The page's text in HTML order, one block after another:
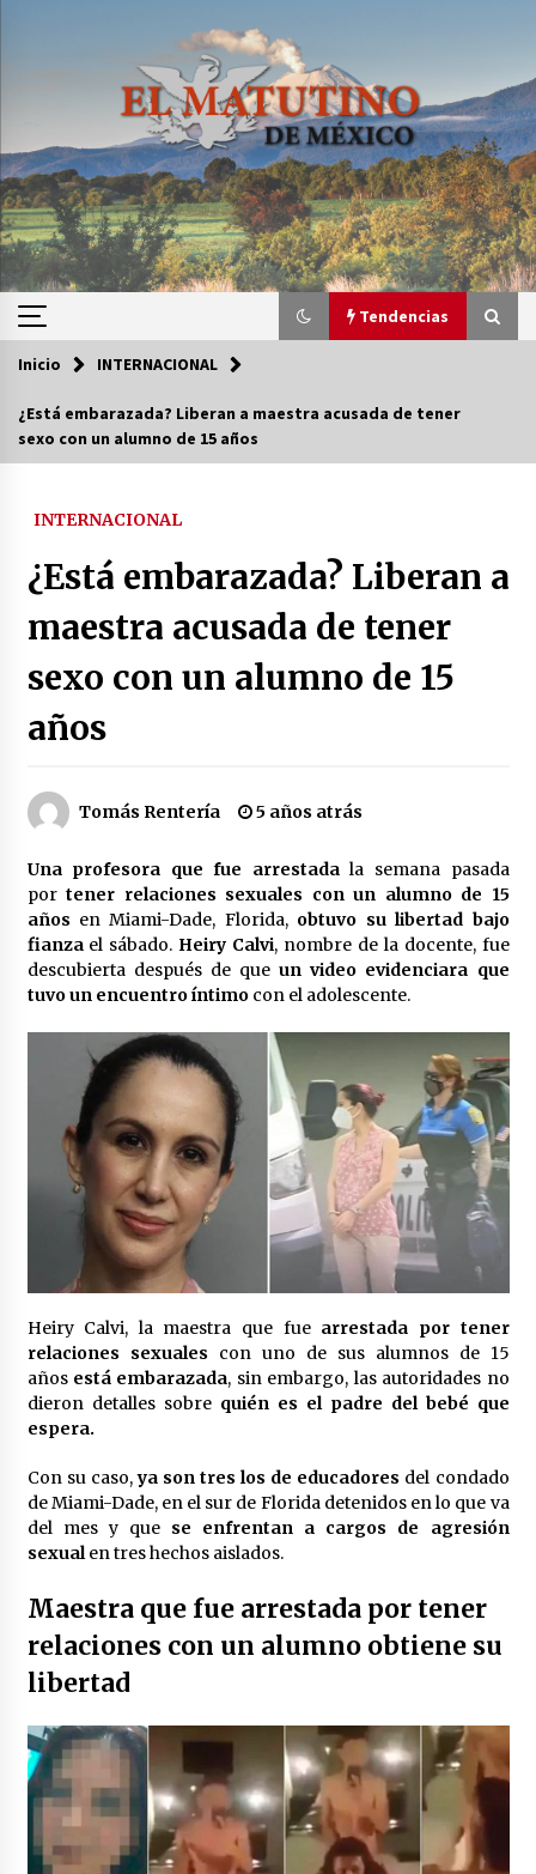
Tendencias
Tendencias
Héctor Díaz-Polanco renuncia a la presidencia
de Morena en la CDMX
SMN alerta por lluvias intensas, granizo y calor
extremo en gran parte de México
3 semanas atrás
Detienen a funcionario por presunto homicidio
del periodista Josué Martínez
3 semanas atrás
CNTE anuncia paso gratuito en peajes de CDMX
2 meses atrás
Laura Itzel Castillo será la nueva secretaria de
las Mujeres, anuncia Sheinbaum
2 meses atrás
Sheinbaum descarta reunión entre CNTE y
Segob: «ya dimos nuestras propuestas»
2 meses atrás
políticos mexicanos que protegen al narco”
2 meses atrás
Trump anuncia acuerdo con Irán y el fin de
Trump asegura que barcos cargados de
petróleo están empezando a salir de Ormuz
México libraría posible arancel de EE.UU. en
85% de sus exportaciones
Inicio INTERNACIONAL
¿Está embarazada? Liberan a maestra acusada de tener
sexo con un alumno de 15 años
INTERNACIONAL
¿Está embarazada? Liberan a
maestra acusada de tener
sexo con un alumno de 15
años
Tomás Rentería 5 años atrás
Una profesora que fue arrestadala semana pasada
por tener relaciones sexuales con un alumno de 15
años en Miami-Dade, Florida, obtuvo su libertad bajo
fianzael sábado. Heiry Calvi, nombre de la docente, fue
descubierta después de queun video evidenciara que
tuvo un encuentro íntimo con el adolescente.
Heiry Calvi, la maestra que fue arrestada por tener
relaciones sexuales con uno de sus alumnos de 15
años está embarazada, sin embargo, las autoridades no
dieron detalles sobre quién es el padre del bebé que
espera.
Con su caso,ya son tres los de educadores del condado
de Miami-Dade, en el sur de Florida detenidos en lo que va
del mes y que se enfrentan a cargos de agresión
sexualen tres hechos aislados.
Maestra que fue arrestada por tener
relaciones con un alumno obtiene su
libertad